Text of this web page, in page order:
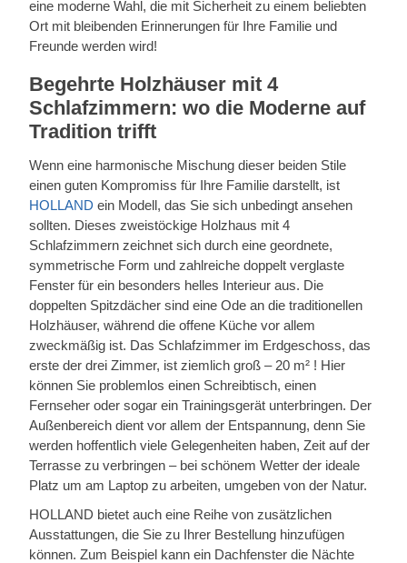
eine moderne Wahl, die mit Sicherheit zu einem beliebten
Ort mit bleibenden Erinnerungen für Ihre Familie und
Freunde werden wird!
Begehrte Holzhäuser mit 4
Schlafzimmern: wo die Moderne auf
Tradition trifft
Wenn eine harmonische Mischung dieser beiden Stile
einen guten Kompromiss für Ihre Familie darstellt, ist
HOLLAND ein Modell, das Sie sich unbedingt ansehen
sollten. Dieses zweistöckige Holzhaus mit 4
Schlafzimmern zeichnet sich durch eine geordnete,
symmetrische Form und zahlreiche doppelt verglaste
Fenster für ein besonders helles Interieur aus. Die
doppelten Spitzdächer sind eine Ode an die traditionellen
Holzhäuser, während die offene Küche vor allem
zweckmäßig ist. Das Schlafzimmer im Erdgeschoss, das
erste der drei Zimmer, ist ziemlich groß – 20 m² ! Hier
können Sie problemlos einen Schreibtisch, einen
Fernseher oder sogar ein Trainingsgerät unterbringen. Der
Außenbereich dient vor allem der Entspannung, denn Sie
werden hoffentlich viele Gelegenheiten haben, Zeit auf der
Terrasse zu verbringen – bei schönem Wetter der ideale
Platz um am Laptop zu arbeiten, umgeben von der Natur.
HOLLAND bietet auch eine Reihe von zusätzlichen
Ausstattungen, die Sie zu Ihrer Bestellung hinzufügen
können. Zum Beispiel kann ein Dachfenster die Nächte